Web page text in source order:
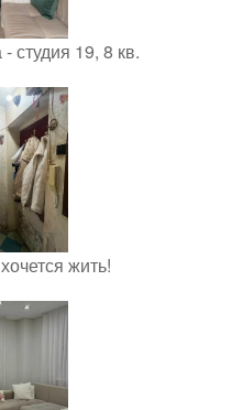
студия 19, 8 кв.
жить!